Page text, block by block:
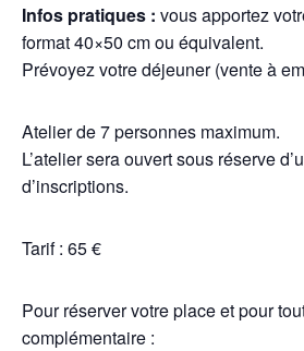
Infos pratiques : vous apportez
format 40×50 cm ou équivalent.
Prévoyez votre déjeuner (vente à
Atelier de 7 personnes maximum.
L’atelier sera ouvert sous réserve
d’inscriptions.
Tarif : 65 €
Pour réserver votre place et pour
complémentaire :